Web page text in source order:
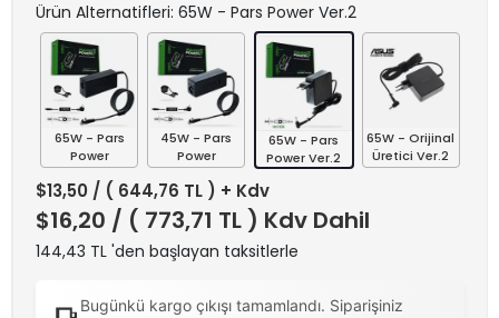
Ürün Alternatifleri: 65W - Pars Power Ver.2
65W - Pars
Power
45W - Pars
Power
65W - Pars
Power Ver.2
65W - Orijinal
Üretici Ver.2
$13,50 / ( 644,76 TL ) + Kdv
$16,20 / ( 773,71 TL ) Kdv Dahil
144,43 TL 'den başlayan taksitlerle
Bugünkü kargo çıkışı tamamlandı. Siparişiniz